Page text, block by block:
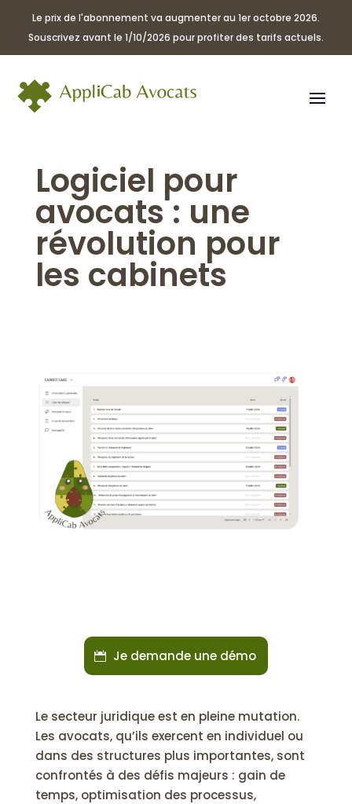
Le prix de l'abonnement va augmenter au 1er octobre 2026.
Souscrivez avant le 1/10/2026 pour profiter des tarifs actuels.
Logiciel pour
avocats : une
révolution pour
les cabinets
Je demande une démo
Le secteur juridique est en pleine mutation.
Les avocats, qu’ils exercent en individuel ou
dans des structures plus importantes, sont
confrontés à des défis majeurs : gain de
temps, optimisation des processus,
Panneau de gestion des cookies